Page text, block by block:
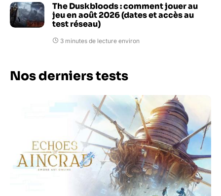
The Duskbloods : comment jouer au
jeu en août 2026 (dates et accès au
test réseau)
3 minutes de lecture environ
Nos derniers tests